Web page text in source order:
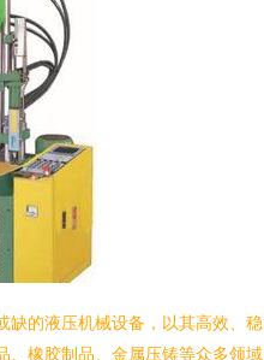
缺的液压机械设备，以其高效、稳
、橡胶制品、金属压铸等众多领